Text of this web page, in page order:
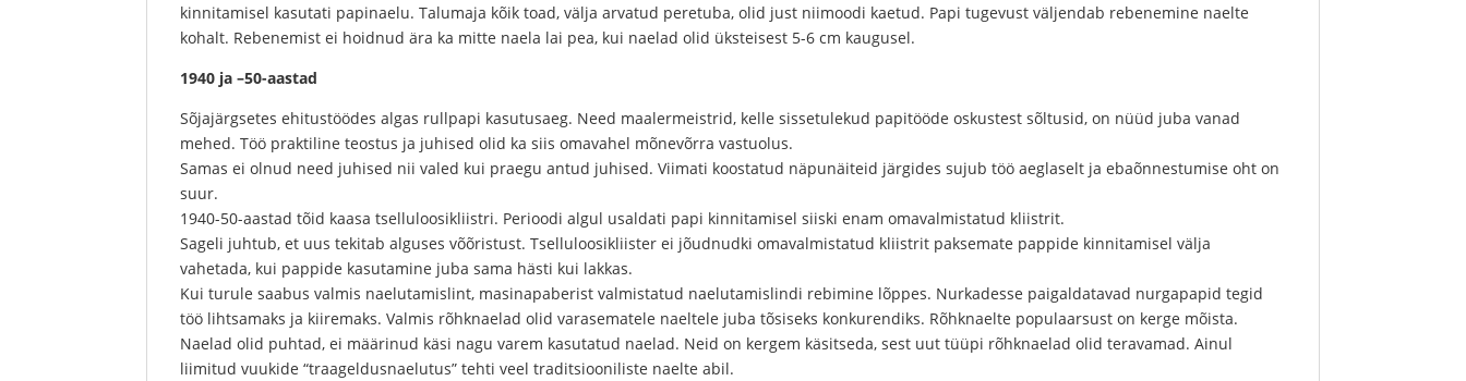
kinnitamisel kasutati papinaelu. Talumaja kõik toad, välja arvatud peretuba, olid just niimoodi kaetud. Papi tugevust väljendab rebenemine naelte
kohalt. Rebenemist ei hoidnud ära ka mitte naela lai pea, kui naelad olid üksteisest 5-6 cm kaugusel.
1940 ja –50-aastad
Sõjajärgsetes ehitustöödes algas rullpapi kasutusaeg. Need maalermeistrid, kelle sissetulekud papitööde oskustest sõltusid, on nüüd juba vanad
mehed. Töö praktiline teostus ja juhised olid ka siis omavahel mõnevõrra vastuolus.
Samas ei olnud need juhised nii valed kui praegu antud juhised. Viimati koostatud näpunäiteid järgides sujub töö aeglaselt ja ebaõnnestumise oht on
suur.
1940-50-aastad tõid kaasa tselluloosikliistri. Perioodi algul usaldati papi kinnitamisel siiski enam omavalmistatud kliistrit.
Sageli juhtub, et uus tekitab alguses võõristust. Tselluloosikliister ei jõudnudki omavalmistatud kliistrit paksemate pappide kinnitamisel välja
vahetada, kui pappide kasutamine juba sama hästi kui lakkas.
Kui turule saabus valmis naelutamislint, masinapaberist valmistatud naelutamislindi rebimine lõppes. Nurkadesse paigaldatavad nurgapapid tegid
töö lihtsamaks ja kiiremaks. Valmis rõhknaelad olid varasematele naeltele juba tõsiseks konkurendiks. Rõhknaelte populaarsust on kerge mõista.
Naelad olid puhtad, ei määrinud käsi nagu varem kasutatud naelad. Neid on kergem käsitseda, sest uut tüüpi rõhknaelad olid teravamad. Ainul
liimitud vuukide “traageldusnaelutus” tehti veel traditsiooniliste naelte abil.